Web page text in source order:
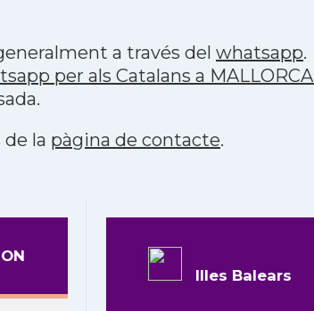
a través del whatsapp.
per als Catalans a MALLORCA
la pàgina de contacte.
Illes Balears